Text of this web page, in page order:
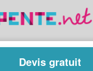
Powered byPlus que pro
Devis gratuit